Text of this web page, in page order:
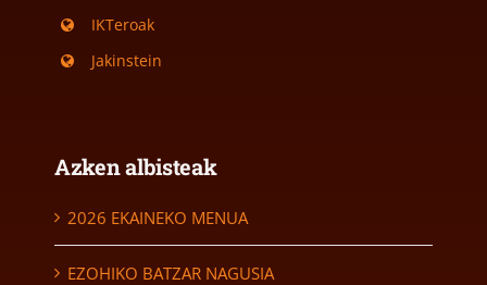
IKTeroak
Jakinstein
Azken albisteak
2026 EKAINEKO MENUA
EZOHIKO BATZAR NAGUSIA